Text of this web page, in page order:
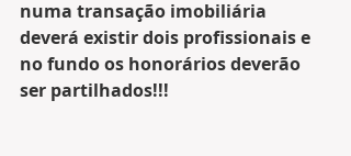
numa transação imobiliária
deverá existir dois profissionais e
no fundo os honorários deverão
ser partilhados!!!